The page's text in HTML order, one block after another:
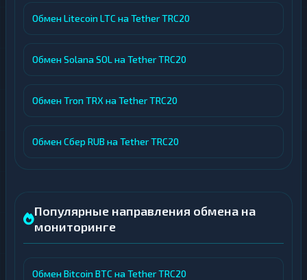
Обмен Litecoin LTC на Tether TRC20
Обмен Solana SOL на Tether TRC20
Обмен Tron TRX на Tether TRC20
Обмен Сбер RUB на Tether TRC20
Популярные направления обмена на
мониторинге
Обмен Bitcoin BTC на Tether TRC20